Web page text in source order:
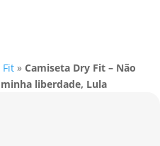
Fit » Camiseta Dry Fit – Não
liberdade, Lula